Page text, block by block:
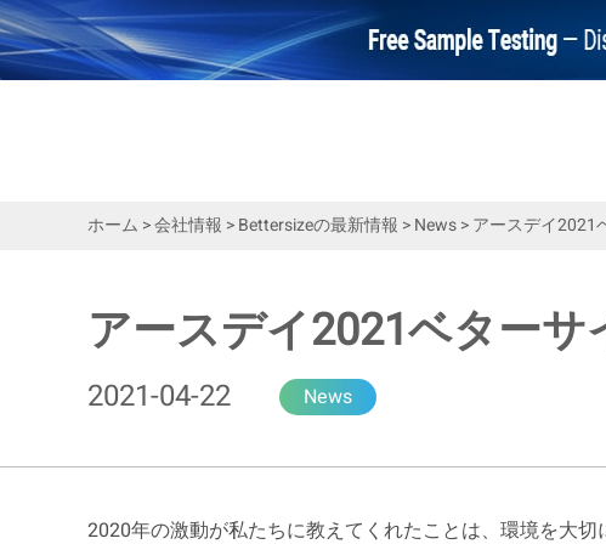
ホーム >会社情報 >Bettersizeの最新情報 >News>アースデイ2021
アースデイ2021ベター
2021-04-22 News
2020年の激動が私たちに教えてくれたことは、環境を大